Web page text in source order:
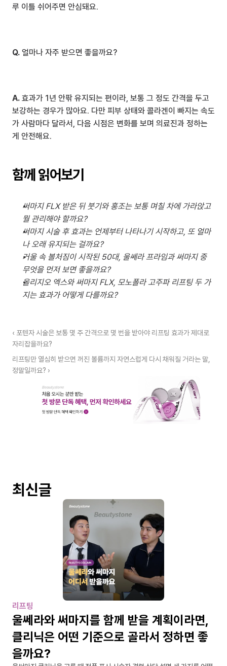
루 이틀 쉬어주면 안심돼요.
Q. 얼마나 자주 받으면 좋을까요?
A. 효과가 1년 안팎 유지되는 편이라, 보통 그 정도 간격을 두고
보강하는 경우가 많아요. 다만 피부 상태와 콜라겐이 빠지는 속도
가 사람마다 달라서, 다음 시점은 변화를 보며 의료진과 정하는
게 안전해요.
함께 읽어보기
써마지 FLX 받은 뒤 붓기와 홍조는 보통 며칠 차에 가라앉고
뭘 관리해야 할까요?
써마지 시술 후 효과는 언제부터 나타나기 시작하고, 또 얼마
나 오래 유지되는 걸까요?
거울 속 볼처짐이 시작된 50대, 울쎄라 프라임과 써마지 중
무엇을 먼저 보면 좋을까요?
올리지오 엑스와 써마지 FLX, 모노폴라 고주파 리프팅 두 가
지는 효과가 어떻게 다를까요?
‹ 포텐자 시술은 보통 몇 주 간격으로 몇 번을 받아야 리프팅 효과가 제대로
자리잡을까요?
리프팅만 열심히 받으면 꺼진 볼륨까지 자연스럽게 다시 채워질 거라는 말,
정말일까요? ›
최신글
리프팅
울쎄라와 써마지를 함께 받을 계획이라면,
클리닉은 어떤 기준으로 골라서 정하면 좋
을까요?